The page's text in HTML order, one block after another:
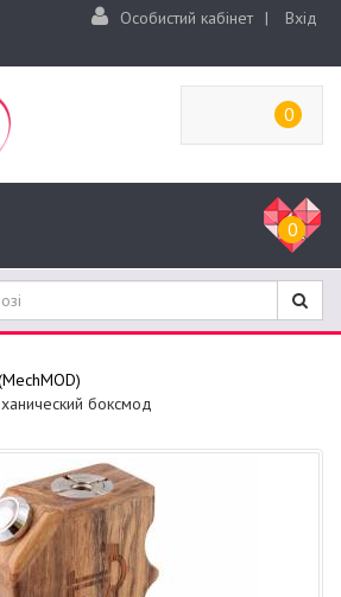
Особистий кабінет | Вхід
0
0
боксмод